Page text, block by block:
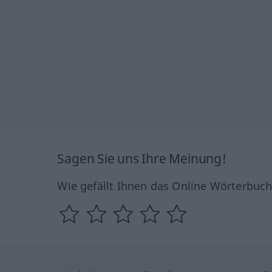
Sagen Sie uns Ihre Meinung!
Wie gefällt Ihnen das Online